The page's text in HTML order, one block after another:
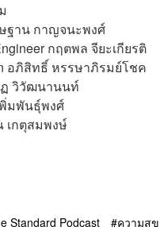
ฐาน กาญจนะพงศ์
กฤตพล จียะเกียรติ
อภิสิทธิ์​ หรรษาภิรมย์โชค
วิวัฒนานนท์
มพันธุ์พงศ์
เกตุสมพงษ์
Standard Podcast ความสุข